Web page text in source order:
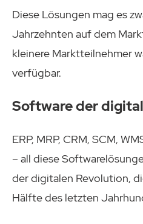
Diese Lösungen mag es
Jahrzehnten auf dem
kleinere Marktteilnehmer
verfügbar.
Software der
ERP, MRP, CRM, SCM,
– all diese
der digitalen Revolution,
Hälfte des letzten